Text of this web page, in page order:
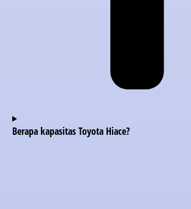
Berapa kapasitas Toyota Hiace?